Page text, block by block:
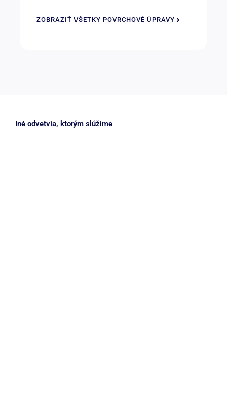
ZOBRAZIŤ VŠETKY POVRCHOVÉ ÚPRAVY
Iné odvetvia, ktorým slúžime